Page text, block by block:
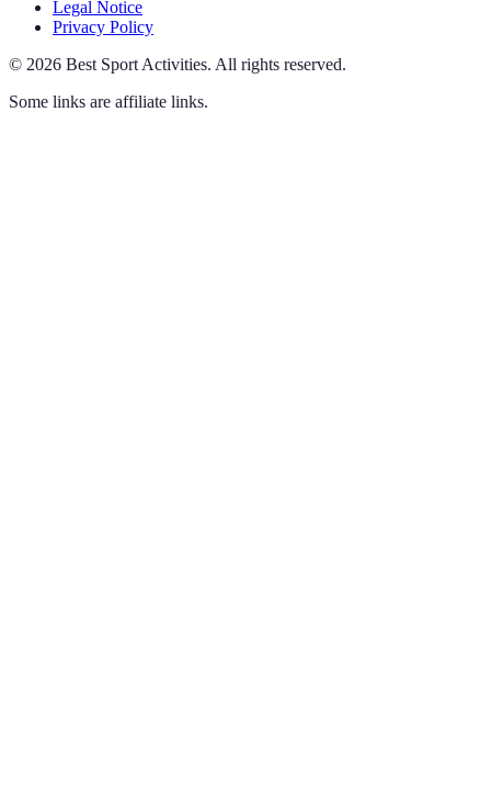
Legal Notice
Privacy Policy
© 2026 Best Sport Activities. All rights reserved.
Some links are affiliate links.